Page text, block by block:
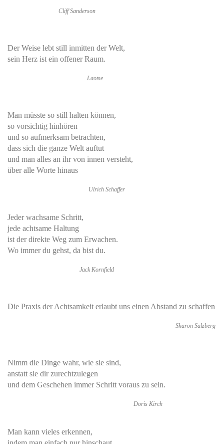
Cliff Sanderson
Der Weise lebt still inmitten der Welt,
sein Herz ist ein offener Raum.
Laotse
Man müsste so still halten können,
so vorsichtig hinhören
und so aufmerksam betrachten,
dass sich die ganze Welt auftut
und man alles an ihr von innen versteht,
über alle Worte hinaus
Ulrich Schaffer
Jeder wachsame Schritt,
jede achtsame Haltung
ist der direkte Weg zum Erwachen.
Wo immer du gehst, da bist du.
Jack Kornfield
Die Praxis der Achtsamkeit erlaubt uns einen Abstand zu schaffen
Sharon Salzberg
Nimm die Dinge wahr, wie sie sind,
anstatt sie dir zurechtzulegen
und dem Geschehen immer Schritt voraus zu sein.
Doris Kirch
Man kann vieles erkennen,